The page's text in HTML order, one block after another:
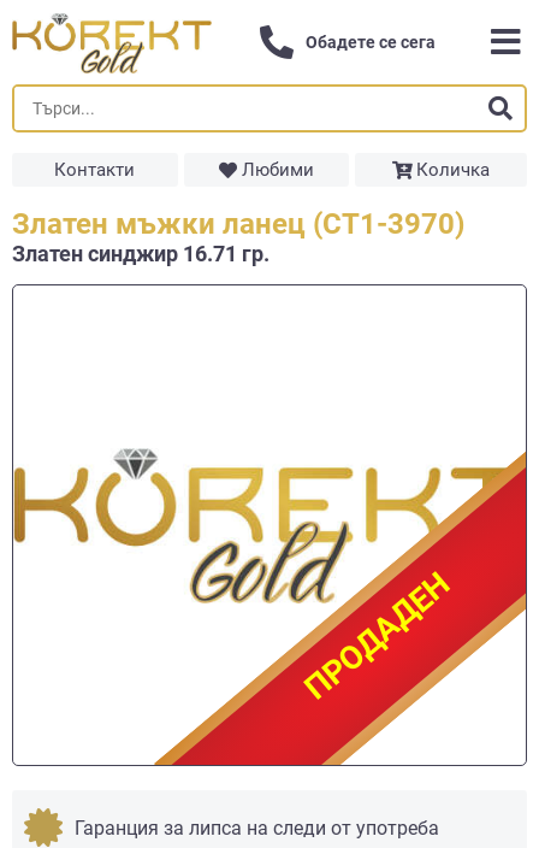
Обадете се сега
Контакти Любими Количка
Златен мъжки ланец (СТ1-3970)
Златен синджир 16.71 гр.
ПРОДАДЕН
ПРОДАДЕН
Гаранция за липса на следи от употреба